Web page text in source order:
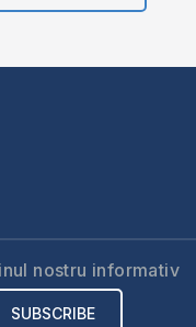
nostru informativ